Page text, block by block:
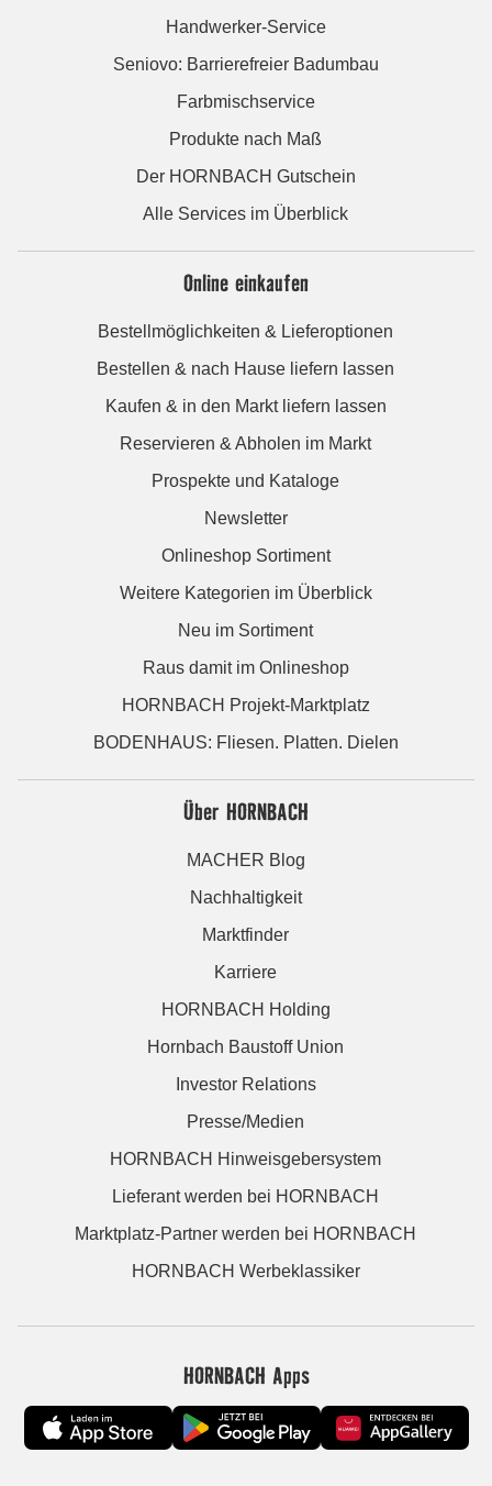
Handwerker-Service
Seniovo: Barrierefreier Badumbau
Farbmischservice
Produkte nach Maß
Der HORNBACH Gutschein
Alle Services im Überblick
Online einkaufen
Bestellmöglichkeiten & Lieferoptionen
Bestellen & nach Hause liefern lassen
Kaufen & in den Markt liefern lassen
Reservieren & Abholen im Markt
Prospekte und Kataloge
Newsletter
Onlineshop Sortiment
Weitere Kategorien im Überblick
Neu im Sortiment
Raus damit im Onlineshop
HORNBACH Projekt-Marktplatz
BODENHAUS: Fliesen. Platten. Dielen
Über HORNBACH
MACHER Blog
Nachhaltigkeit
Marktfinder
Karriere
HORNBACH Holding
Hornbach Baustoff Union
Investor Relations
Presse/Medien
HORNBACH Hinweisgebersystem
Lieferant werden bei HORNBACH
Marktplatz-Partner werden bei HORNBACH
HORNBACH Werbeklassiker
HORNBACH Apps